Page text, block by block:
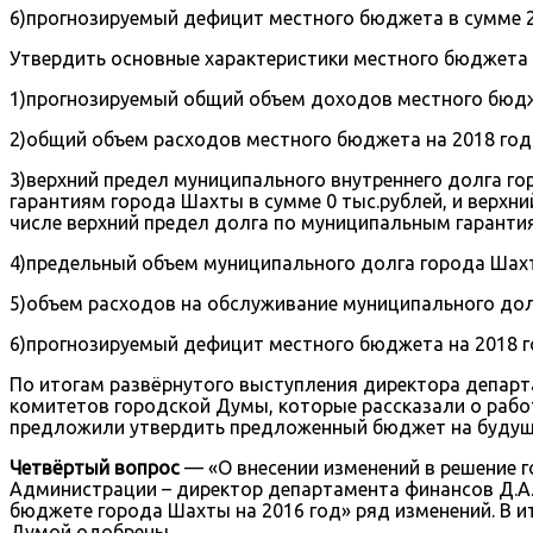
6)прогнозируемый дефицит местного бюджета в сумме
Утвердить основные характеристики местного
1)прогнозируемый общий объем доходов местного
2)общий объем расходов местного бюджета на 2018
3)верхний предел муниципального внутреннего долга
гарантиям города Шахты в сумме 0 тыс.рублей, и
числе верхний предел долга по муниципальным
4)предельный объем муниципального долга города
5)объем расходов на обслуживание муниципального
6)прогнозируемый дефицит местного бюджета на 2018
По итогам развёрнутого выступления директора
комитетов городской Думы, которые рассказали о
предложили утвердить предложенный бюджет на
Четвёртый вопрос — «О внесении изменений в решение
Администрации – директор департамента финансов
бюджете города Шахты на 2016 год» ряд изменений. В